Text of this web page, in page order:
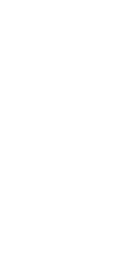
El torero
se corta la